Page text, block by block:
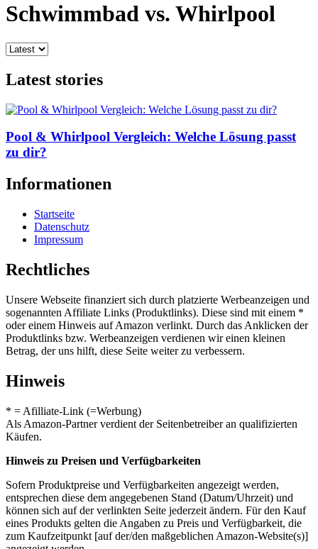
Schwimmbad vs. Whirlpool
Latest stories
Pool & Whirlpool Vergleich: Welche Lösung passt
zu dir?
Informationen
Startseite
Datenschutz
Impressum
Rechtliches
Unsere Webseite finanziert sich durch platzierte Werbeanzeigen und
sogenannten Affiliate Links (Produktlinks). Diese sind mit einem *
oder einem Hinweis auf Amazon verlinkt. Durch das Anklicken der
Produktlinks bzw. Werbeanzeigen verdienen wir einen kleinen
Betrag, der uns hilft, diese Seite weiter zu verbessern.
Hinweis
* = Afilliate-Link (=Werbung)
Als Amazon-Partner verdient der Seitenbetreiber an qualifizierten
Käufen.
Hinweis zu Preisen und Verfügbarkeiten
Sofern Produktpreise und Verfügbarkeiten angezeigt werden,
entsprechen diese dem angegebenen Stand (Datum/Uhrzeit) und
können sich auf der verlinkten Seite jederzeit ändern. Für den Kauf
eines Produkts gelten die Angaben zu Preis und Verfügbarkeit, die
zum Kaufzeitpunkt [auf der/den maßgeblichen Amazon-Website(s)]